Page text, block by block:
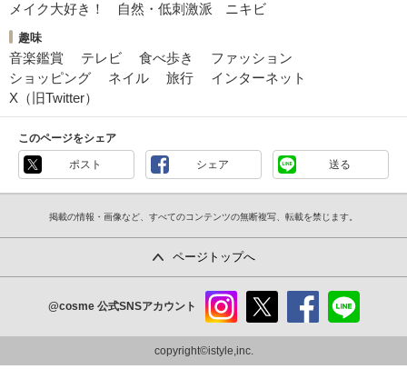
メイク大好き！ 自然・低刺激派 ニキビ
趣味
音楽鑑賞 テレビ 食べ歩き
ファッション
ショッピング
ネイル 旅行
インターネット
X（旧Twitter）
このページをシェア
ポスト シェア 送る
掲載の情報・画像など、すべてのコンテンツの無断複写、転載を禁じます。
ページトップへ
@cosme 公式SNSアカウント
ram
copyright©istyle,inc.